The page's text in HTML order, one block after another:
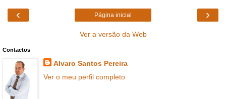
‹ ›
Página inicial
Ver a versão da Web
Contactos
Alvaro Santos Pereira
Ver o meu perfil completo